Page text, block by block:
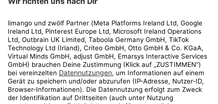
Kundenservice
Shop
Aktionen
Travel